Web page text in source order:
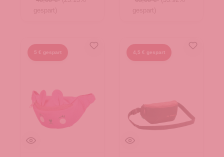
gespart)
gespart)
5 € gespart 4,5 € gespart